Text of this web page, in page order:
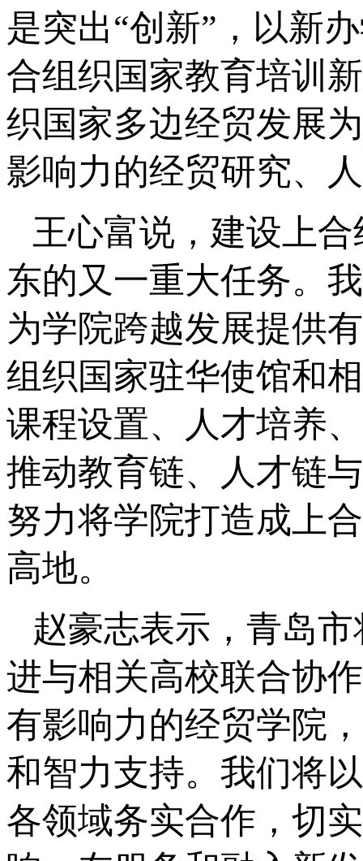
是突出“创新”，以新
合组织国家教育培训
织国家多边经贸发展
影响力的经贸研究、
王心富说，建设上
东的又一重大任务。
为学院跨越发展提供
组织国家驻华使馆和
课程设置、人才培养
推动教育链、人才链
努力将学院打造成上
高地。
赵豪志表示，青岛
进与相关高校联合协
有影响力的经贸学院
和智力支持。我们将
各领域务实合作，切